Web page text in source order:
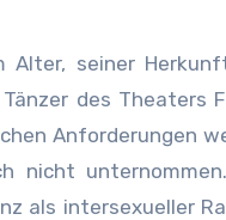
seiner
des Theaters
Anforderungen
nicht
als intersexueller